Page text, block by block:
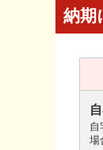
納期
自
場